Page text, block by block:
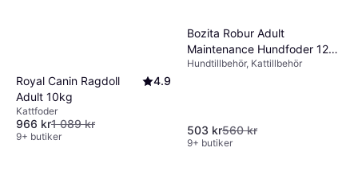
Royal Canin Ragdoll
Adult 10kg
4.9
Kattfoder
966 kr1 089 kr
9+ butiker
Bozita Robur Adult
Maintenance Hundfoder 12
Kg
Hundtillbehör, Kattillbehör
503 kr560 kr
9+ butiker